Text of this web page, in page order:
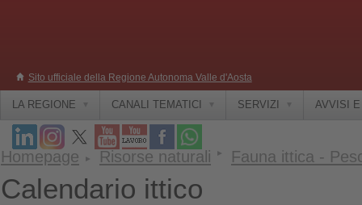
Sito ufficiale della Regione Autonoma Valle d'Aosta
LA REGIONE CANALI TEMATICI SERVIZI AVVISI
Homepage Risorse naturali Fauna ittica -
Calendario ittico